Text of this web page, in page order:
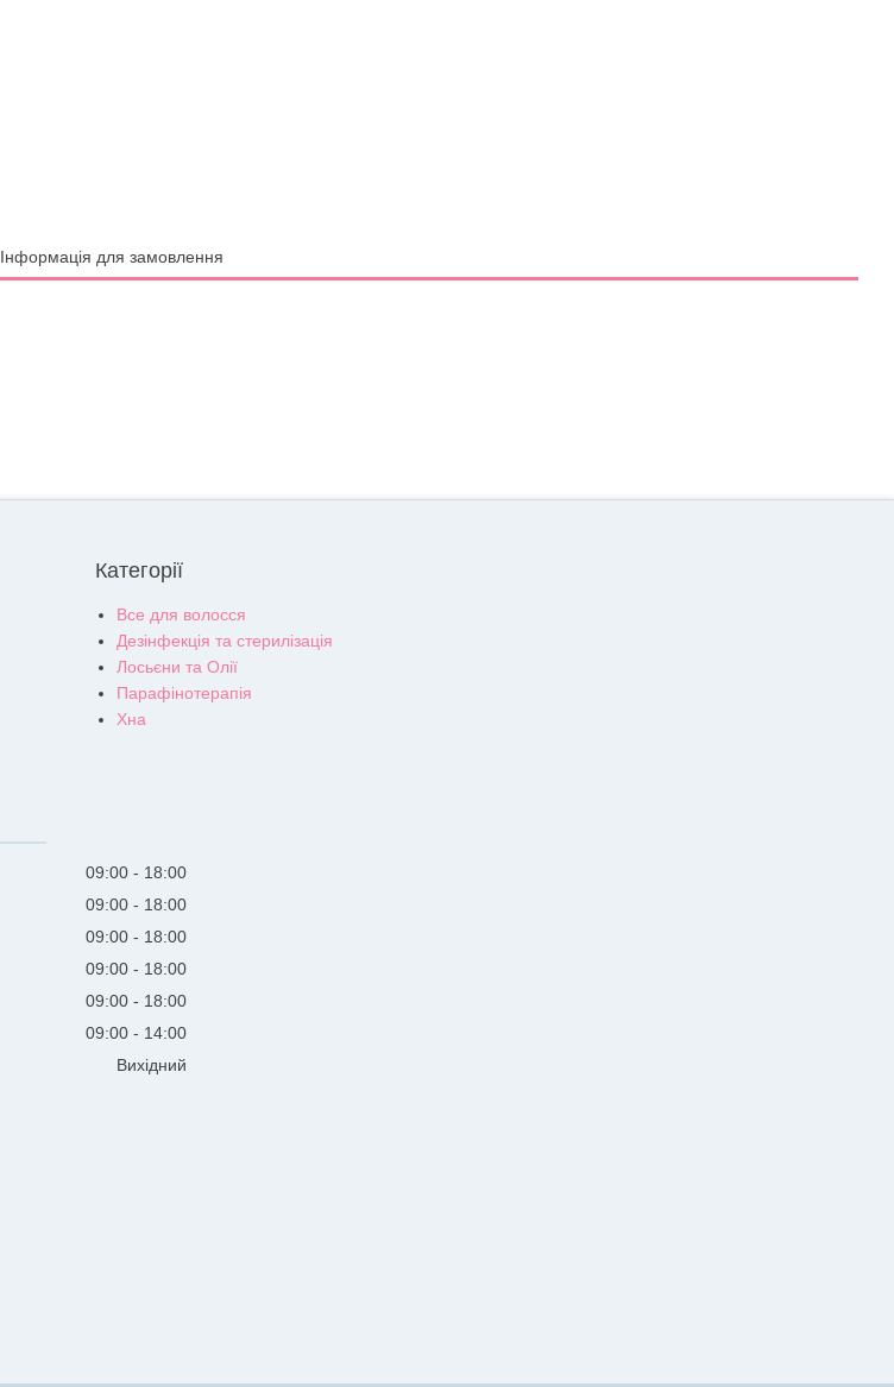
Інформація для замовлення
Категорії
Все для волосся
Дезінфекція та стерилізація
Лосьєни та Олії
Парафінотерапія
Хна
09:00
18:00
09:00
18:00
09:00
18:00
09:00
18:00
09:00
18:00
09:00
14:00
Вихідний